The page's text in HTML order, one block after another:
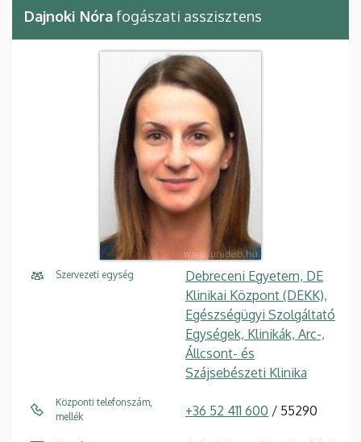
Dajnoki Nórafogászati asszisztens
Szervezeti egység
Debreceni Egyetem, DE
Klinikai Központ (DEKK),
Egészségügyi Szolgáltató
Egységek, Klinikák, Arc-,
Állcsont- és
Szájsebészeti Klinika
Központi telefonszám,
mellék
+36 52 411 600 / 55290